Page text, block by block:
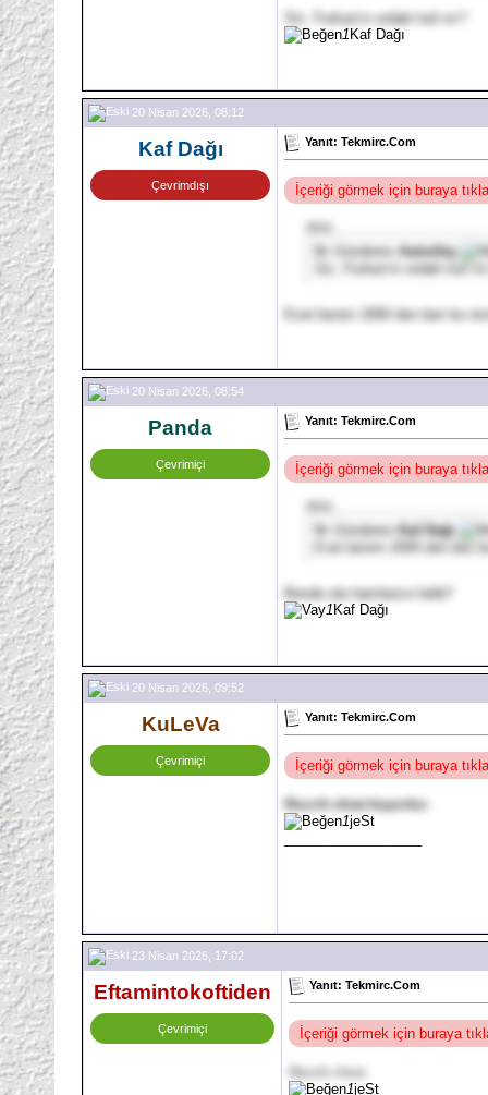
Siz, Furkan'ın ordaki kaf mı?
1Kaf Dağı
20 Nisan 2026, 08:12
Kaf Dağı
Çevrimdışı
Yanıt: Tekmirc.Com
İçeriği görmek için buraya
Alıntı:
İlk Gönderen AstraVey
Siz, Furkan'ın ordaki kaf
Evet benim 2000 den beri bu
20 Nisan 2026, 08:54
Panda
Çevrimiçi
Yanıt: Tekmirc.Com
İçeriği görmek için buraya
Alıntı:
İlk GönderenKaf Dağı
Evet benim 2000 den beri
Bende ela hatırlarsın belki*
1Kaf Dağı
20 Nisan 2026, 09:52
KuLeVa
Çevrimiçi
Yanıt: Tekmirc.Com
İçeriği görmek için buraya
Hayırlı olsun başarılar.
1jeSt
23 Nisan 2026, 17:02
Eftamintokoftiden
Çevrimiçi
Yanıt: Tekmirc.Com
İçeriği görmek için buraya
Hayırlı olsun.
1jeSt